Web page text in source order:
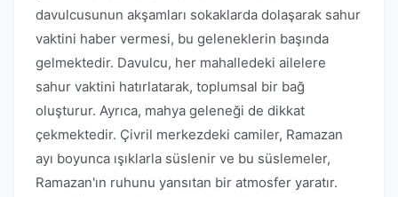
davulcusunun akşamları sokaklarda dolaşarak sahur
vaktini haber vermesi, bu geleneklerin başında
gelmektedir. Davulcu, her mahalledeki ailelere
sahur vaktini hatırlatarak, toplumsal bir bağ
oluşturur. Ayrıca, mahya geleneği de dikkat
çekmektedir. Çivril merkezdeki camiler, Ramazan
ayı boyunca ışıklarla süslenir ve bu süslemeler,
Ramazan'ın ruhunu yansıtan bir atmosfer yaratır.